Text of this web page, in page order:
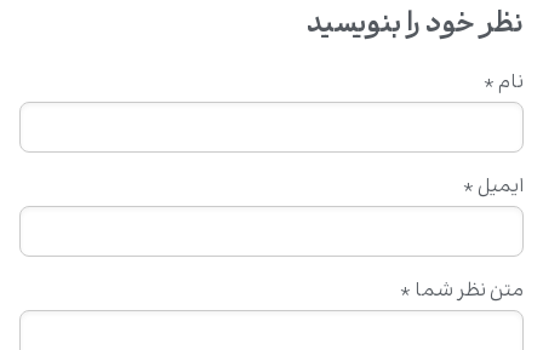
نظر خود را بنویسید
متن نظر شما *
نام *
ایمیل *